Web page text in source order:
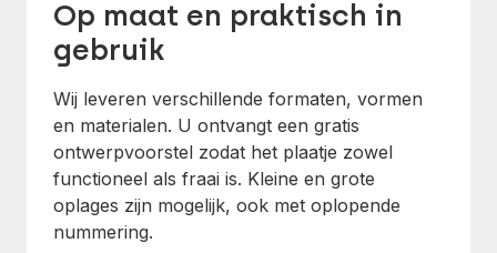
Op maat en praktisch in
gebruik
Wij leveren verschillende formaten, vormen
en materialen. U ontvangt een gratis
ontwerpvoorstel zodat het plaatje zowel
functioneel als fraai is. Kleine en grote
oplages zijn mogelijk, ook met oplopende
nummering.